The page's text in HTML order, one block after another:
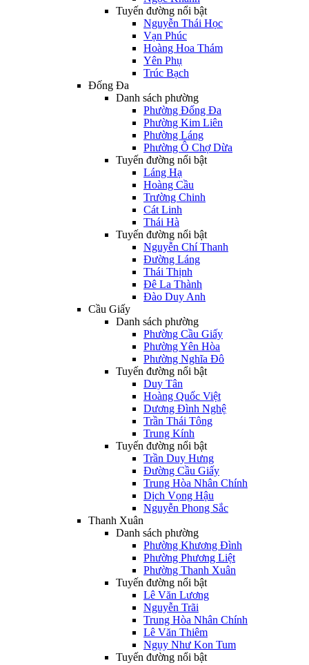
Tuyến đường nổi bật
Nguyễn Thái Học
Vạn Phúc
Hoàng Hoa Thám
Yên Phụ
Trúc Bạch
Đống Đa
Danh sách phường
Phường Đống Đa
Phường Kim Liên
Phường Láng
Phường Ô Chợ Dừa
Tuyến đường nổi bật
Láng Hạ
Hoàng Cầu
Trường Chinh
Cát Linh
Thái Hà
Tuyến đường nổi bật
Nguyễn Chí Thanh
Đường Láng
Thái Thịnh
Đê La Thành
Đào Duy Anh
Cầu Giấy
Danh sách phường
Phường Cầu Giấy
Phường Yên Hòa
Phường Nghĩa Đô
Tuyến đường nổi bật
Duy Tân
Hoàng Quốc Việt
Dương Đình Nghệ
Trần Thái Tông
Trung Kính
Tuyến đường nổi bật
Trần Duy Hưng
Đường Cầu Giấy
Trung Hòa Nhân Chính
Dịch Vọng Hậu
Nguyễn Phong Sắc
Thanh Xuân
Danh sách phường
Phường Khương Đình
Phường Phương Liệt
Phường Thanh Xuân
Tuyến đường nổi bật
Lê Văn Lương
Nguyễn Trãi
Trung Hòa Nhân Chính
Lê Văn Thiêm
Ngụy Như Kon Tum
Tuyến đường nổi bật